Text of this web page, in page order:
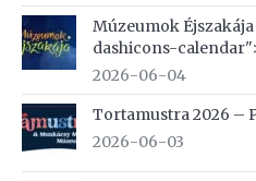
Múzeumok
dashicons-
2026-06-04
Tortamustra 2026 –
2026-06-03